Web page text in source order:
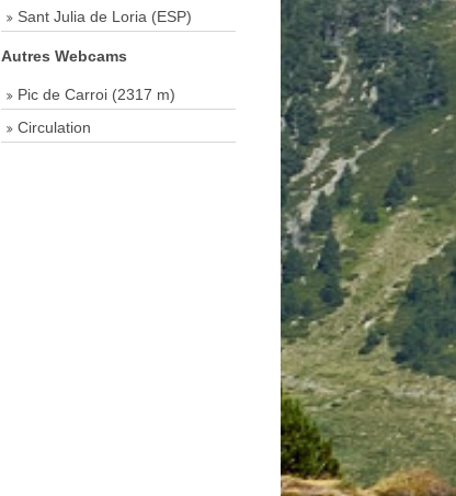
Sant Julia de Loria (ESP)
Autres Webcams
Pic de Carroi (2317 m)
Circulation